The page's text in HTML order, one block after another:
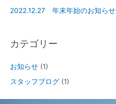
2022.12.27 年末年始のお知らせ
カテゴリー
お知らせ (1)
スタッフブログ (1)